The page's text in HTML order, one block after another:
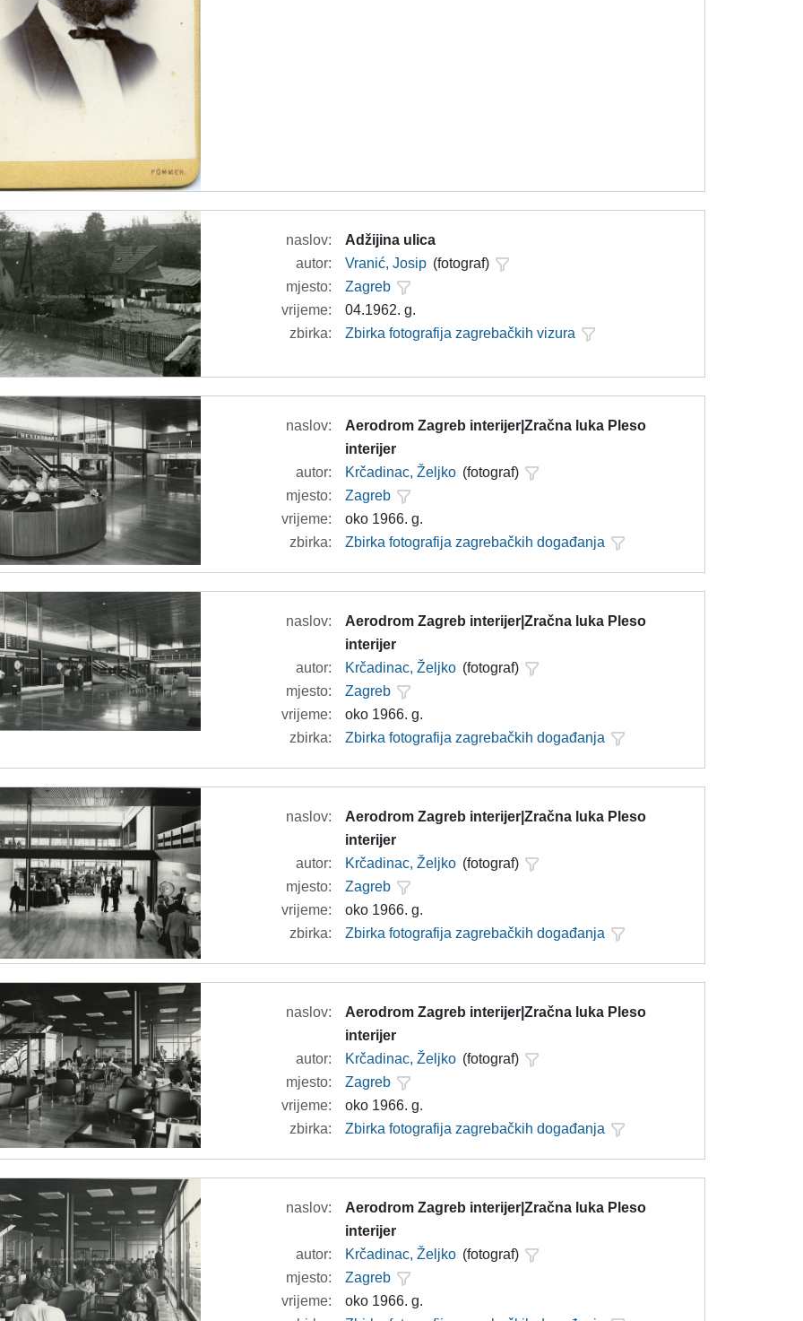
naslov:
Adžijina ulica
autor:
Vranić, Josip (fotograf)
mjesto:
Zagreb
vrijeme:
04.1962. g.
zbirka:
Zbirka fotografija zagrebačkih vizura
naslov:
Aerodrom Zagreb interijer|Zračna luka Pleso
interijer
autor:
Krčadinac, Željko (fotograf)
mjesto:
Zagreb
vrijeme:
oko 1966. g.
zbirka:
Zbirka fotografija zagrebačkih događanja
naslov:
Aerodrom Zagreb interijer|Zračna luka Pleso
interijer
autor:
Krčadinac, Željko (fotograf)
mjesto:
Zagreb
vrijeme:
oko 1966. g.
zbirka:
Zbirka fotografija zagrebačkih događanja
naslov:
Aerodrom Zagreb interijer|Zračna luka Pleso
interijer
autor:
Krčadinac, Željko (fotograf)
mjesto:
Zagreb
vrijeme:
oko 1966. g.
zbirka:
Zbirka fotografija zagrebačkih događanja
naslov:
Aerodrom Zagreb interijer|Zračna luka Pleso
interijer
autor:
Krčadinac, Željko (fotograf)
mjesto:
Zagreb
vrijeme:
oko 1966. g.
zbirka:
Zbirka fotografija zagrebačkih događanja
naslov:
Aerodrom Zagreb interijer|Zračna luka Pleso
interijer
autor:
Krčadinac, Željko (fotograf)
mjesto:
Zagreb
vrijeme:
oko 1966. g.